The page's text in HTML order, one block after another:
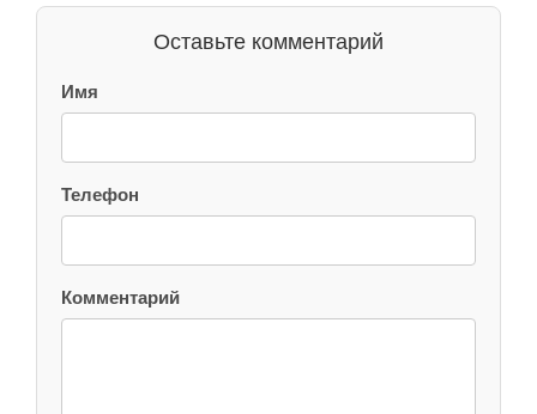
Оставьте комментарий
Имя
Телефон
Комментарий